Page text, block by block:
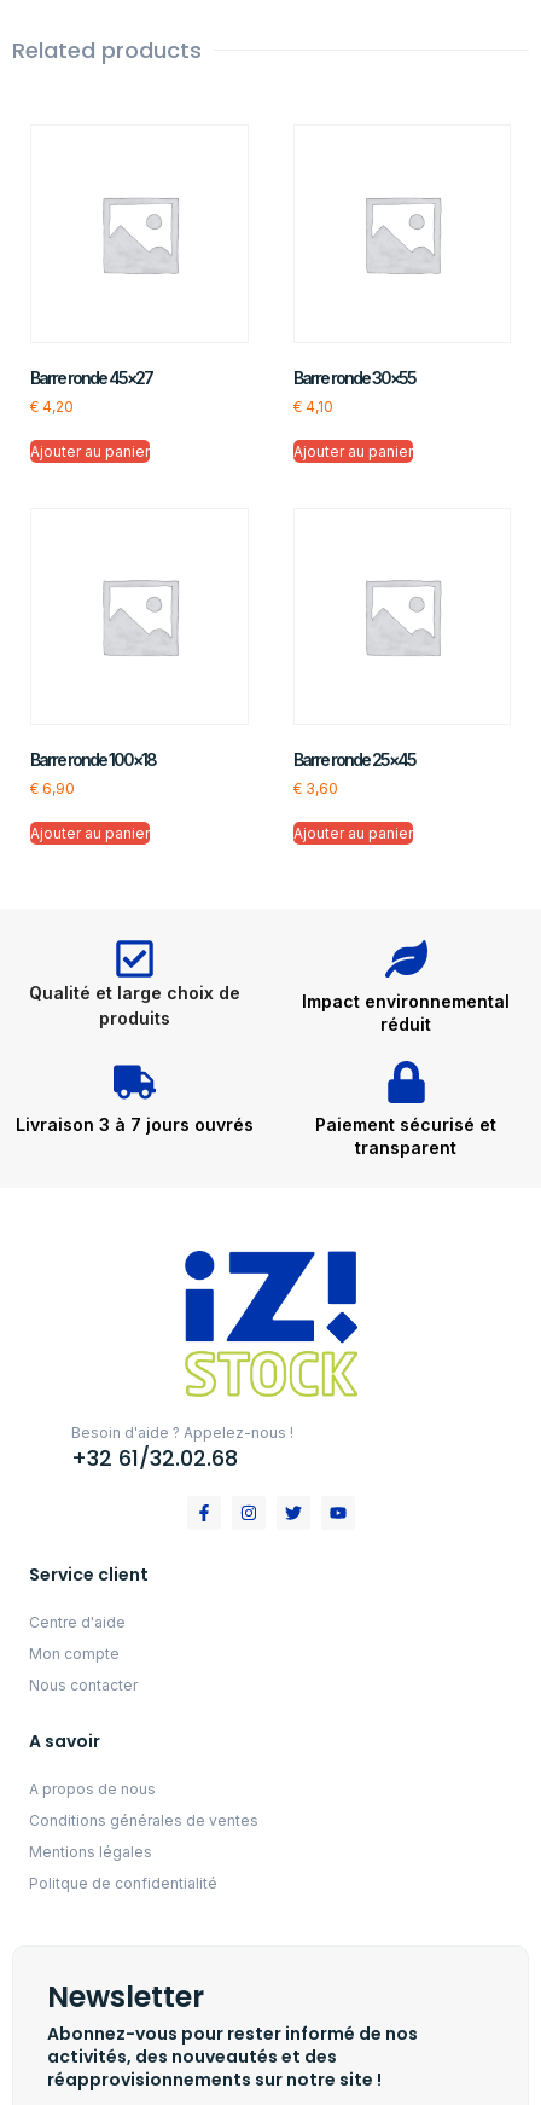
Related products
Barre ronde 45×27
€ 4,20
Ajouter au panier
Barre ronde 30×55
€4,10
Ajouter au panier
Barre ronde 100×18
€ 6,90
Ajouter au panier
Barre ronde 25×45
€3,60
Ajouter au panier
Qualité et large choix de
produits
Impact environnemental
réduit
Livraison 3 à 7 jours ouvrés
Paiement sécurisé et
transparent
Besoin d'aide ? Appelez-nous !
+32 61/32.02.68
Service client
Centre d'aide
Mon compte
Nous contacter
A savoir
A propos de nous
Conditions générales de ventes
Mentions légales
Politque de confidentialité
Newsletter
Abonnez-vous pour rester informé de nos
activités, des nouveautés et des
réapprovisionnements sur notre site !